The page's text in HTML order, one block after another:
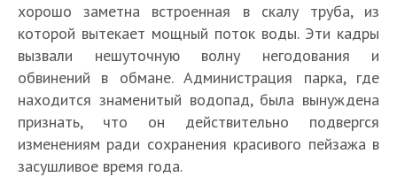
хорошо заметна встроенная в скалу труба, из
которой вытекает мощный поток воды. Эти кадры
вызвали нешуточную волну негодования и
обвинений в обмане. Администрация парка, где
находится знаменитый водопад, была вынуждена
признать, что он действительно подвергся
изменениям ради сохранения красивого пейзажа в
засушливое время года.